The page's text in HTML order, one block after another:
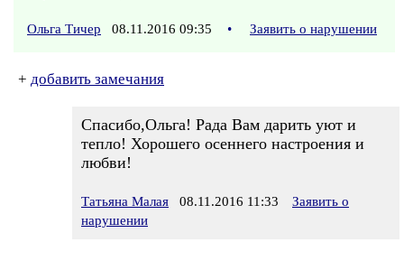
Ольга Тичер 08.11.2016 09:35 • Заявить о нарушении
+ добавить замечания
Спасибо,Ольга! Рада Вам дарить уют и
тепло! Хорошего осеннего настроения и
любви!
Татьяна Малая 08.11.2016 11:33
Заявить о
нарушении